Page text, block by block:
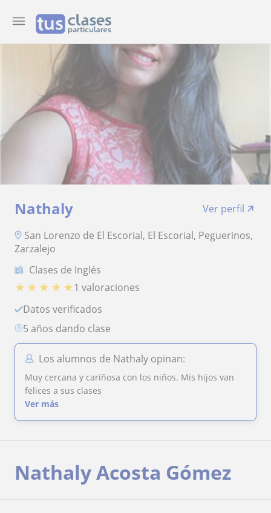
Nathaly
Ver perfil
San Lorenzo de El Escorial, El Escorial, Peguerinos,
Zarzalejo
Clases de Inglés
★ ★ ★ ★ ★1 valoraciones
Datos verificados
5 años dando clase
Los alumnos de Nathaly opinan:
Muy cercana y cariñosa con los niños. Mis hijos van
felices a sus clases
Ver más
Nathaly Acosta Gómez